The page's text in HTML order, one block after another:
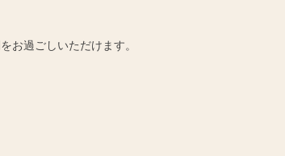
お過ごしいただけます。